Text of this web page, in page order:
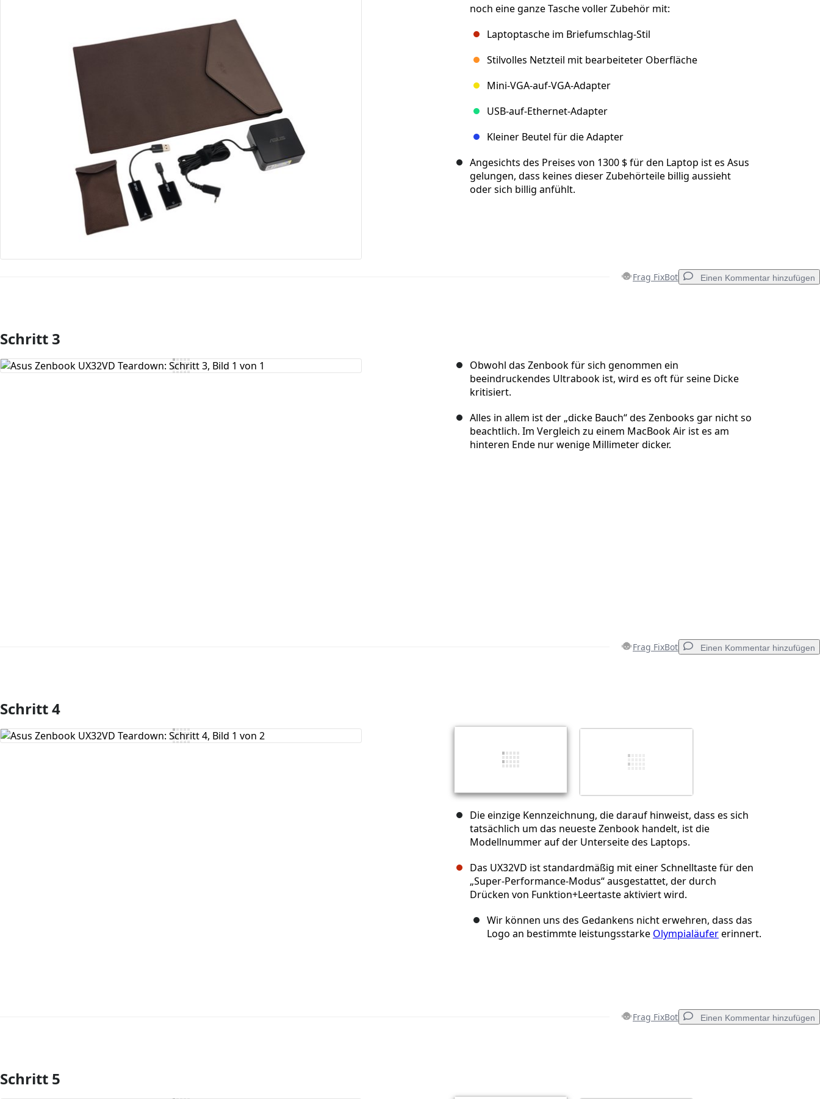
noch eine ganze Tasche voller Zubehör mit:
Laptoptasche im Briefumschlag-Stil
Stilvolles Netzteil mit bearbeiteter Oberfläche
Mini-VGA-auf-VGA-Adapter
USB-auf-Ethernet-Adapter
Kleiner Beutel für die Adapter
Angesichts des Preises von 1300 $ für den Laptop ist es Asus
gelungen, dass keines dieser Zubehörteile billig aussieht
oder sich billig anfühlt.
Frag FixBot Einen Kommentar hinzufügen
Kommentar hinzufügen
Schritt 3
Obwohl das Zenbook für sich genommen ein
beeindruckendes Ultrabook ist, wird es oft für seine Dicke
kritisiert.
Alles in allem ist der „dicke Bauch“ des Zenbooks gar nicht so
beachtlich. Im Vergleich zu einem MacBook Air ist es am
hinteren Ende nur wenige Millimeter dicker.
Frag FixBot Einen Kommentar hinzufügen
Kommentar hinzufügen
Schritt 4
Die einzige Kennzeichnung, die darauf hinweist, dass es sich
tatsächlich um das neueste Zenbook handelt, ist die
Modellnummer auf der Unterseite des Laptops.
Das UX32VD ist standardmäßig mit einer Schnelltaste für den
„Super-Performance-Modus“ ausgestattet, der durch
Drücken von Funktion+Leertaste aktiviert wird.
Wir können uns des Gedankens nicht erwehren, dass das
Logo an bestimmte leistungsstarke Olympialäufererinnert.
Frag FixBot Einen Kommentar hinzufügen
Kommentar hinzufügen
Schritt 5